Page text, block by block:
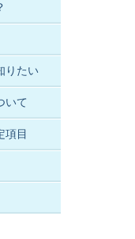
りたい
いて
項目